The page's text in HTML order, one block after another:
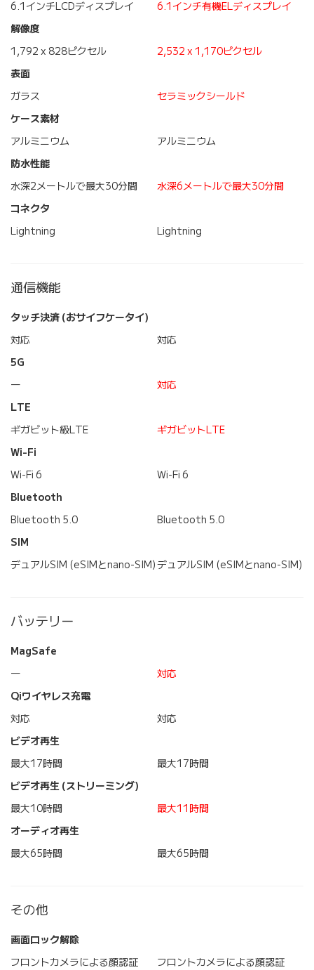
6.1インチLCDディスプレイ
6.1インチ有機ELディスプレイ
解像度
1,792 x 828ピクセル
2,532 x 1,170ピクセル
表面
ガラス
セラミックシールド
ケース素材
アルミニウム
アルミニウム
防水性能
水深2メートルで最大30分間
水深6メートルで最大30分間
コネクタ
Lightning
Lightning
通信機能
タッチ決済 (おサイフケータイ)
対応
対応
5G
―
対応
LTE
ギガビット級LTE
ギガビットLTE
Wi-Fi
Wi-Fi 6
Wi-Fi 6
Bluetooth
Bluetooth 5.0
Bluetooth 5.0
SIM
デュアルSIM (eSIMとnano-SIM)デュアルSIM (eSIMとnano-SIM)
バッテリー
MagSafe
―
対応
Qiワイヤレス充電
対応
対応
ビデオ再生
最大17時間
最大17時間
ビデオ再生 (ストリーミング)
最大10時間
最大11時間
オーディオ再生
最大65時間
最大65時間
その他
画面ロック解除
フロントカメラによる顔認証
フロントカメラによる顔認証